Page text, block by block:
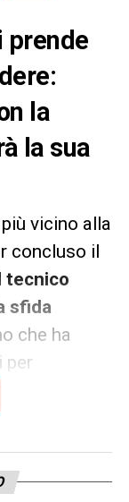
prende
la
la sua
vicino alla
concluso il
tecnico
sfida
che ha
per
riportato
decisivo si
Florent